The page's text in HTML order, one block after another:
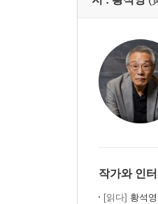
작가와 인
[읽다] 황석